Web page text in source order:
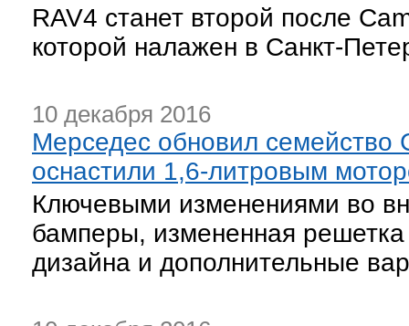
RAV4 станет второй после
которой налажен в Санкт-
10 декабря 2016
Мерседес обновил семейство
оснастили 1,6-литровым
Ключевыми изменениями во
бамперы, измененная
дизайна и дополнительные